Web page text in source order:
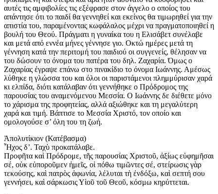
αυτές τις αμφιβολίες τις εξέφρασε στον άγγελο ο οποίος του
απάντησε ότι το παιδί θα γεννηθεί και εκείνος θα τιμωρηθεί για την
απιστία του, παραμένοντας κωφάλαλος μέχρι να πραγματοποιηθεί η
βουλή του Θεού. Πράγματι η γυναίκα του η Ελισάβετ συνέλαβε
και μετά από εννέα μήνες γέννησε γιο. Οκτώ ημέρες μετά τη
γέννηση κατά την περιτομή του παιδιού οι συγγενείς, θέλησαν να
του δώσουν το όνομα του πατέρα του δηλ. Ζαχαρία. Όμως ο
Ζαχαρίας έγραψε επάνω στο πινακίδιο το όνομα Ιωάννης. Αμέσως
λύθηκε η γλώσσα του και όλοι οι παριστάμενοι πλημμύρισαν χαρά
κι ελπίδα, διότι κατάλαβαν ότι γεννήθηκε ο Πρόδρομος της
παρουσίας του αναμενόμενου Μεσσία. Ο Ιωάννης δε διέθετε μόνο
το χάρισμα της προφητείας, αλλά αξιώθηκε και τη μεγαλύτερη
χαρά και τιμή. Βάπτισε το Μεσσία Χριστό, τον οποίο και
ομολογούσε σ’ όλη του τη ζωή.
Ἀπολυτίκιον (Κατέβασμα)
Ἦχος δ’. Ταχὺ προκατάλαβε.
Προφῆτα καὶ Πρόδρομε, τῆς παρουσίας Χριστοῦ, ἀξίως εὐφημῆσαι
σέ, οὐκ εὐποροῦμεν ἠμεῖς, οἱ πόθω τιμῶντες σέ, στείρωσις γὰρ
τεκούσης, καὶ πατρὸς ἀφωνία, λέλυται τὴ ἐνδόξω, καὶ σεπτή σου
γεννήσει, καὶ σάρκωσις Υἱοῦ τοῦ Θεοῦ, κόσμω κηρύττεται.